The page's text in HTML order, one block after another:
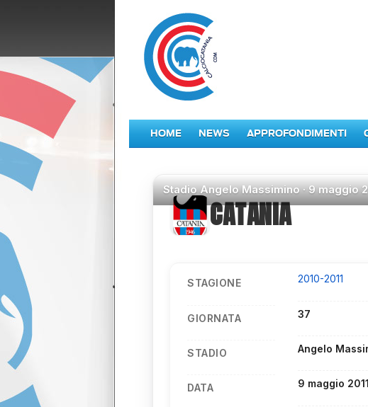
HOME NEWS APPROFONDIMENTI
StadioAngelo Massimino ·9 maggio
CATANIA
STAGIONE 2010-2011
GIORNATA 37
STADIO Angelo
DATA 9 maggio 2011